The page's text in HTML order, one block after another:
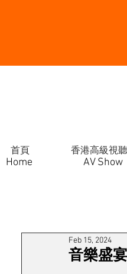
Home
首頁 香港高級視
AV Show
音樂盛
Feb 15, 2024